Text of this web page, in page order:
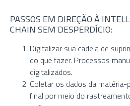
PASSOS EM DIREÇÃO À
CHAIN SEM DESPERDÍCIO:
Digitalizar sua cadeia de
do que fazer. Processos
digitalizados.
Coletar os dados da
final por meio do